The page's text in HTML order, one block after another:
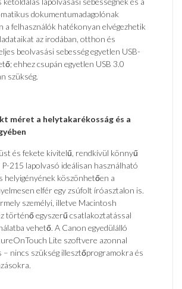
dokumentumadagolónak
a felhasználók hatékonyan elvégezhetik
az irodában, otthon és
beolvasási sebesség egyetlen USB-
ehhez csupán egyetlen USB 3.0
szükség.
méret a helytakarékosság és a
és fekete kivitelű, rendkívül könnyű
215 lapolvasó ideálisan használható
helyigényének köszönhetően a
elfér egy zsúfolt íróasztalon is.
személyi, illetve Macintosh
történő egyszerű csatlakoztatással
vehető. A Canon egyedülálló
Lite szoftvere azonnal
– nincs szükség illesztőprogramokra és